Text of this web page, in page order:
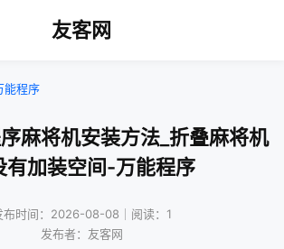
友客网
能程序
麻将机安装方法_折叠麻将机
有加装空间-万能程序
布时间：2026-08-08｜阅读：1
发布者：友客网